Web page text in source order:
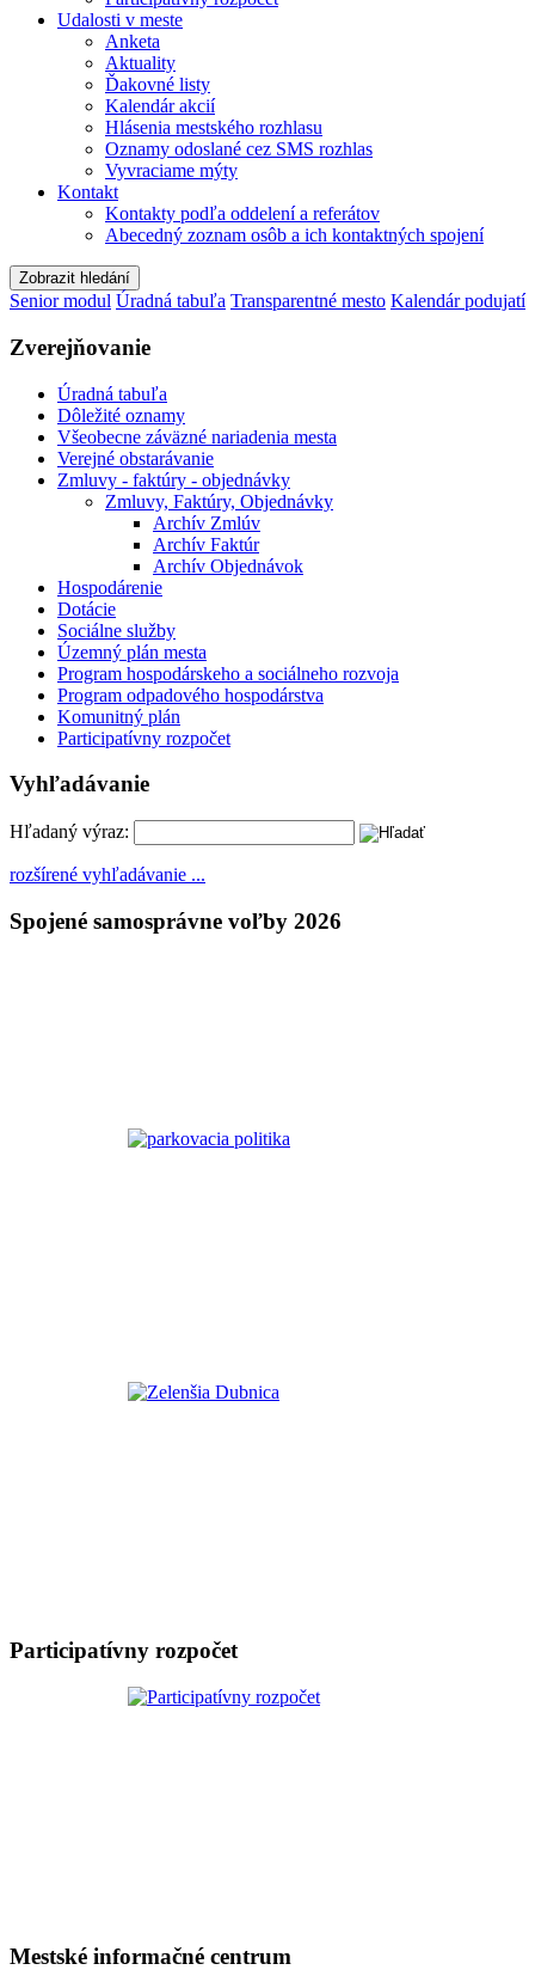
Udalosti v meste
Anketa
Aktuality
Ďakovné listy
Kalendár akcií
Hlásenia mestského rozhlasu
Oznamy odoslané cez SMS rozhlas
Vyvraciame mýty
Kontakt
Kontakty podľa oddelení a referátov
Abecedný zoznam osôb a ich kontaktných spojení
Zobrazit hledání
Senior modul Úradná tabuľa Transparentné mesto Kalendár podujatí
Zverejňovanie
Úradná tabuľa
Dôležité oznamy
Všeobecne záväzné nariadenia mesta
Verejné obstarávanie
Zmluvy - faktúry - objednávky
Zmluvy, Faktúry, Objednávky
Archív Zmlúv
Archív Faktúr
Archív Objednávok
Hospodárenie
Dotácie
Sociálne služby
Územný plán mesta
Program hospodárskeho a sociálneho rozvoja
Program odpadového hospodárstva
Komunitný plán
Participatívny rozpočet
Vyhľadávanie
Hľadaný výraz:
rozšírené vyhľadávanie ...
Spojené samosprávne voľby 2026
Participatívny rozpočet
Mestské informačné centrum